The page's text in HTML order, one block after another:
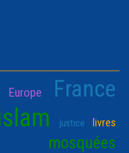
Europe France
justice livres
mosquées